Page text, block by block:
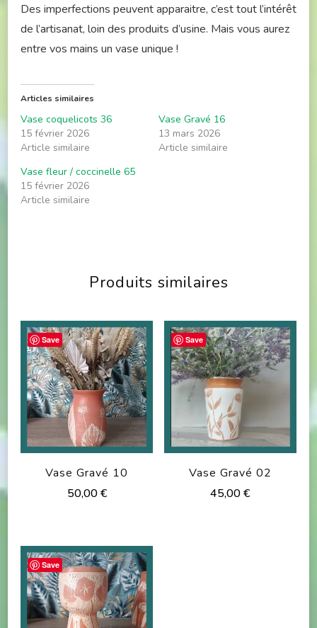
Des imperfections peuvent apparaitre, c’est tout l’intérêt
de l’artisanat, loin des produits d’usine. Mais vous aurez
entre vos mains un vase unique !
Articles similaires
Vase coquelicots 36
15 février 2026
Article similaire
Vase Gravé 16
13 mars 2026
Article similaire
Vase fleur / coccinelle 65
15 février 2026
Article similaire
Produits similaires
Save
Vase Gravé 10
50,00€
Save
Vase Gravé 02
45,00€
Save